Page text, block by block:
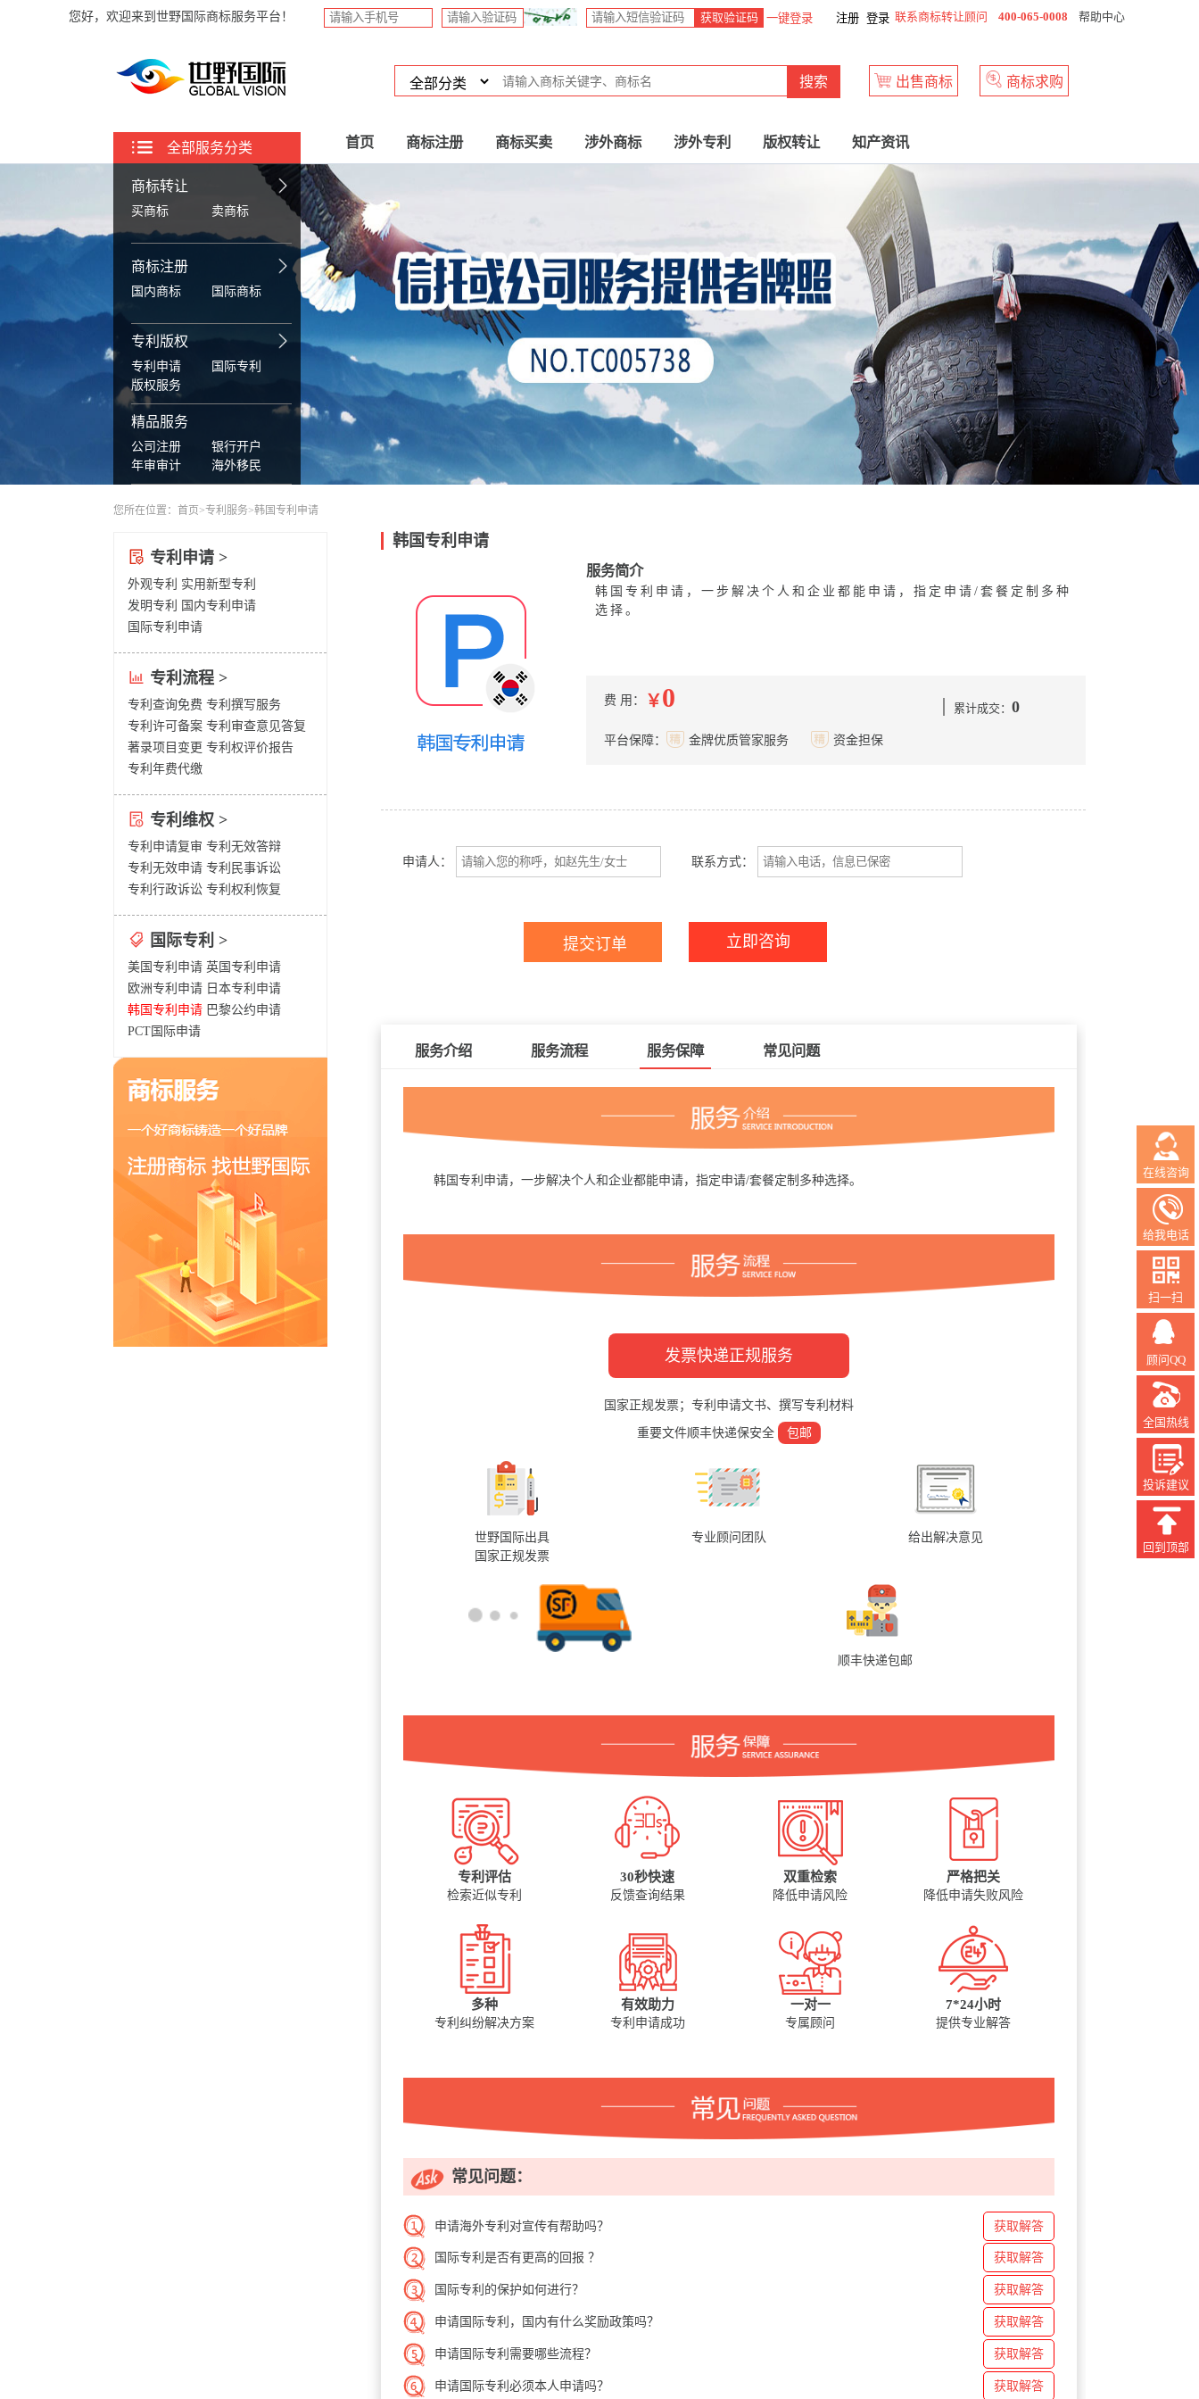
您好，欢迎来到世野国际商标服务平台！ 获取验证码 一键登录 登录
注册 联系商标转让顾问 400-065-0008 帮助中心
搜索 出售商标 商标求购
全部服务分类
商标转让
买商标 卖商标
商标注册
国内商标 国际商标
专利版权
专利申请
国际专利
版权服务
精品服务
公司注册
银行开户
年审审计
海外移民
首页 商标注册 商标买卖 涉外商标 涉外专利 版权转让 知产资讯
您所在位置： 首页 >专利服务>韩国专利申请
专利申请 >
外观专利 实用新型专利
发明专利
国内专利申请
国际专利申请
专利流程 >
专利查询免费 专利撰写服务
专利许可备案 专利审查意见答复
著录项目变更 专利权评价报告
专利年费代缴
专利维权 >
专利申请复审 专利无效答辩
专利无效申请 专利民事诉讼
专利行政诉讼 专利权利恢复
国际专利 >
美国专利申请 英国专利申请
欧洲专利申请 日本专利申请
韩国专利申请 巴黎公约申请
PCT国际申请
韩国专利申请
服务简介
韩国专利申请，一步解决个人和企业都能申请，指定申请/套餐定制多种
选择。
费 用： ￥0 累计成交： 0
平台保障： 金牌优质管家服务 资金担保
申请人： 联系方式：
立即咨询
服务介绍 服务流程 服务保障 常见问题
韩国专利申请，一步解决个人和企业都能申请，指定申请/套餐定制多种选择。
发票快递正规服务
国家正规发票；专利申请文书、撰写专利材料
重要文件顺丰快递保安全 包邮
世野国际出具
国家正规发票
专业顾问团队 给出解决意见
顺丰快递包邮
专利评估
检索近似专利
30秒快速
反馈查询结果
双重检索
降低申请风险
严格把关
降低申请失败风险
多种
专利纠纷解决方案
有效助力
专利申请成功
一对一
专属顾问
7*24小时
提供专业解答
常见问题：
申请海外专利对宣传有帮助吗？ 获取解答
国际专利是否有更高的回报 ？ 获取解答
国际专利的保护如何进行？ 获取解答
申请国际专利，国内有什么奖励政策吗？ 获取解答
申请国际专利需要哪些流程？ 获取解答
申请国际专利必须本人申请吗？ 获取解答
在线咨询
给我电话
扫一扫
顾问QQ
全国热线
投诉建议
回到顶部